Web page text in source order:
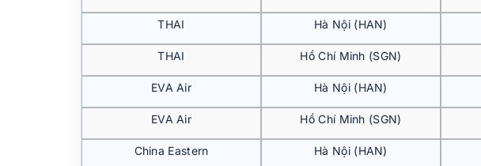
THAI Hà Nội (HAN)
THAI Hồ Chí Minh (SGN)
EVA Air Hà Nội (HAN)
EVA Air Hồ Chí Minh (SGN)
China Eastern Hà Nội (HAN)